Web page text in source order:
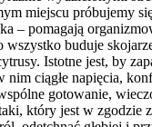
miejscu próbujemy
– pomagają
buduje
Istotne jest, by
ciągłe napięcia,
gotowanie,
który jest w